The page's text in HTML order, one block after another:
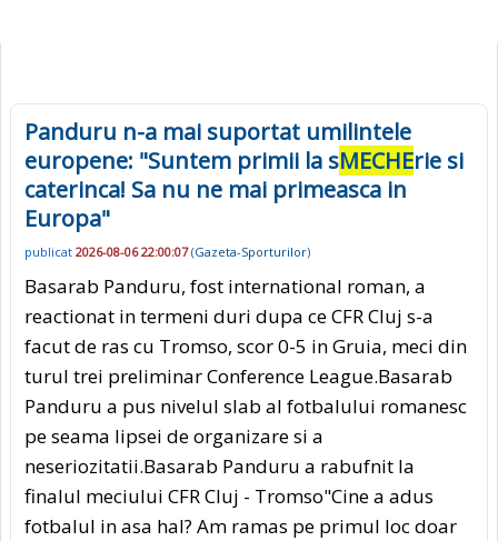
Panduru n-a mai suportat umilintele
europene: "Suntem primii la sMECHErie si
caterinca! Sa nu ne mai primeasca in
Europa"
publicat 2026-08-06 22:00:07(Gazeta-Sporturilor)
Basarab Panduru, fost international roman, a
reactionat in termeni duri dupa ce CFR Cluj s-a
facut de ras cu Tromso, scor 0-5 in Gruia, meci din
turul trei preliminar Conference League.Basarab
Panduru a pus nivelul slab al fotbalului romanesc
pe seama lipsei de organizare si a
neseriozitatii.Basarab Panduru a rabufnit la
finalul meciului CFR Cluj - Tromso"Cine a adus
fotbalul in asa hal? Am ramas pe primul loc doar